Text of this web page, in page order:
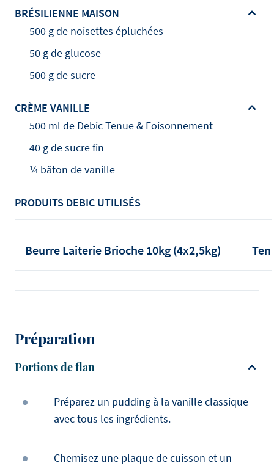
BRÉSILIENNE MAISON
500 g de noisettes épluchées
50 g de glucose
500 g de sucre
CRÈME VANILLE
500 ml de Debic Tenue & Foisonnement
40 g de sucre fin
¼ bâton de vanille
PRODUITS DEBIC UTILISÉS
Beurre Laiterie Brioche 10kg (4x2,5kg)
Préparation
Portions de flan
Préparez un pudding à la vanille classique
avec tous les ingrédients.
Chemisez une plaque de cuisson et un